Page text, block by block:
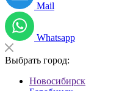
Mail
Whatsapp
Выбрать город:
Новосибирск